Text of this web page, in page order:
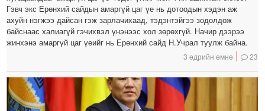
Гэвч экс Ерөнхий сайдын амаргүй цаг үе нь дотоодын хэдэн аж
ахуйн нэгжээ дайсан гэж зарлачихаад, тэдэнтэйгээ зодолдож
байснаас халиагүй гэчихвэл үнэнээс хол зөрөхгүй. Начир дээрээ
жинхэнэ амаргүй цаг үеийг нь Ерөнхий сайд Н.Учрал туулж байна.
3 өдрийн өмнө 23